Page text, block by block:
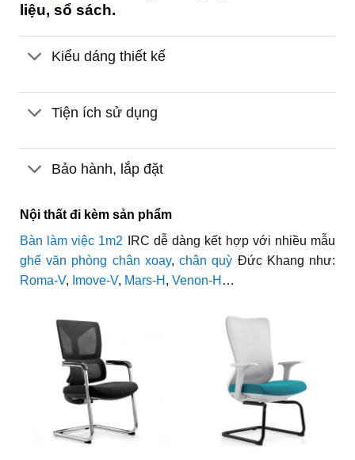
liệu, sổ sách.
Kiểu dáng thiết kế
Tiện ích sử dụng
Bảo hành, lắp đặt
Nội thất đi kèm sản phẩm
Bàn làm việc 1m2 IRC dễ dàng kết hợp với nhiều mẫu
ghế văn phòng chân xoay,chân quỳ Đức Khang như:
Roma-V, Imove-V, Mars-H , Venon-H …